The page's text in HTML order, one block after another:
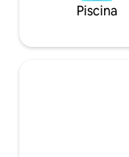
Piscina